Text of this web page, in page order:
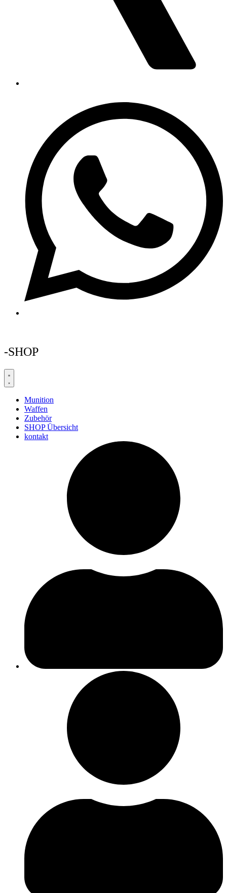
-SHOP
Munition
Waffen
Zubehör
SHOP Übersicht
kontakt